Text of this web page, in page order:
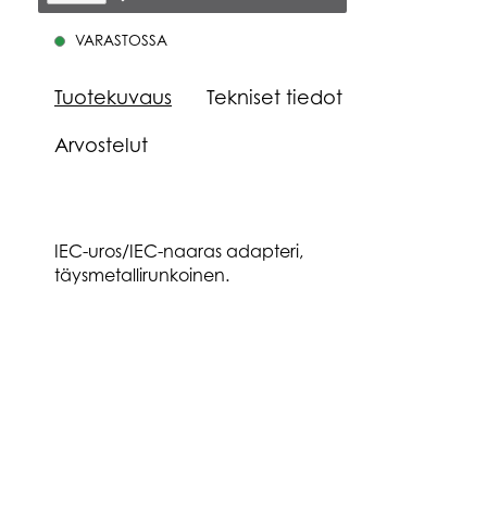
VARASTOSSA
Tuotekuvaus
Tekniset tiedot
Arvostelut
IEC-uros/IEC-naaras adapteri,
täysmetallirunkoinen.